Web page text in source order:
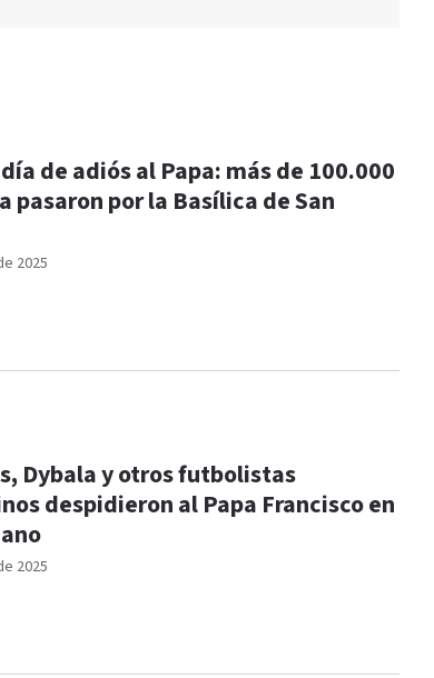
2025
de adiós al Papa: más de 100.000
pasaron por la Basílica de San
2025
Dybala y otros futbolistas
despidieron al Papa Francisco en